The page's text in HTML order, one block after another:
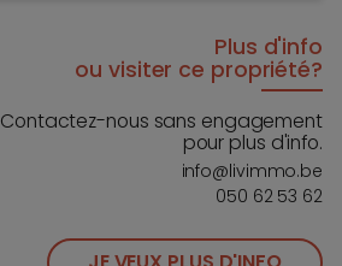
Plus d'info
ou visiter ce propriété?
Contactez-nous sans engagement
pour plus d'info.
info@livimmo.be
050 62 53 62